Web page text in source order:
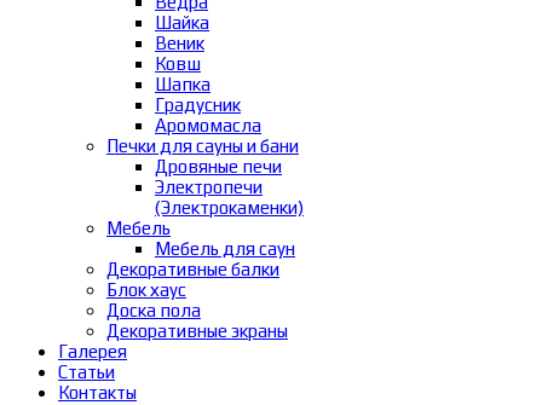
Шайка
Веник
Ковш
Шапка
Градусник
Аромомасла
Печки для сауны и бани
Дровяные печи
Электропечи
(Электрокаменки)
Мебель
Мебель для саун
Декоративные балки
Блок хаус
Доска пола
Декоративные экраны
Галерея
Статьи
Контакты